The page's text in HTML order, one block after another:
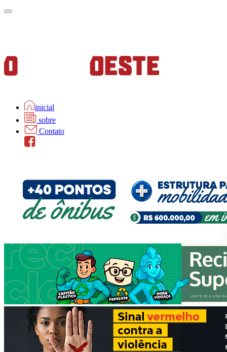
inicial
sobre
Contato